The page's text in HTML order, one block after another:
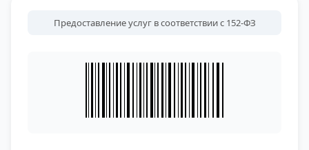
Предоставление услуг в соответствии с 152-ФЗ